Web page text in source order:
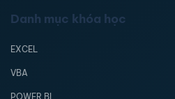
Danh mục khóa học
EXCEL
VBA
POWER BI